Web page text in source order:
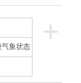
+
气象状态